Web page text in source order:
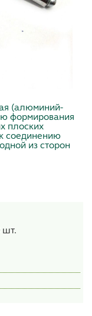
(алюминий-
формирования
плоских
соединению
из сторон
шт.